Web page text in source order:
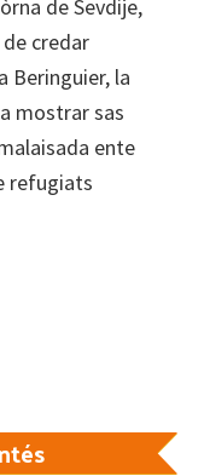
de Sevdije,
de credar
Beringuier, la
mostrar sas
ente
refugiats